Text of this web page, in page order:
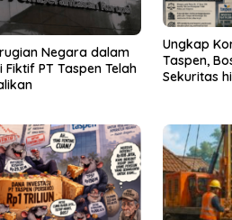
Negara dalam
Fiktif PT Taspen Telah
Ungkap
Taspen,
Sekuritas